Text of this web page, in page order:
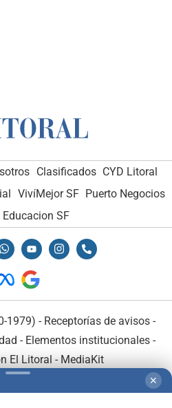
Clasificados CYD Litoral
VivíMejor SF Puerto Negocios
Educacion SF
1979) - Receptorías de avisos -
- Elementos institucionales-
El Litoral - MediaKit
✕